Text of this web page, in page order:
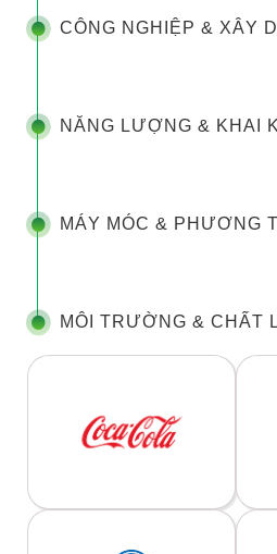
CÔNG NGHIỆP & XÂY
NĂNG LƯỢNG & KHAI
MÁY MÓC & PHƯƠNG
MÔI TRƯỜNG & CHẤT